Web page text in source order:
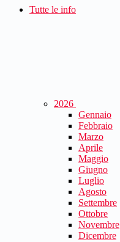
Tutte le info
2026
Gennaio
Febbraio
Marzo
Aprile
Maggio
Giugno
Luglio
Agosto
Settembre
Ottobre
Novembre
Dicembre